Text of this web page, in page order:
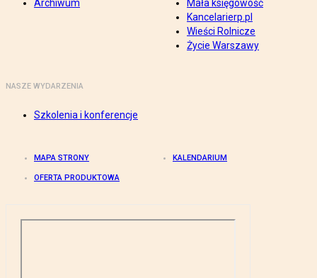
Archiwum
Mała księgowość
Kancelarierp.pl
Wieści Rolnicze
Życie Warszawy
NASZE WYDARZENIA
Szkolenia i konferencje
MAPA STRONY KALENDARIUM
OFERTA PRODUKTOWA